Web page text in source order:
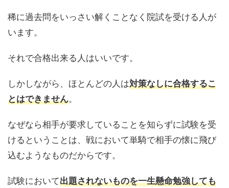
稀に過去問をいっさい解くことなく院試を受ける人が
います。
それで合格出来る人はいいです。
しかしながら、ほとんどの人は対策なしに合格するこ
とはできません。
なぜなら相手が要求していることを知らずに試験を受
けるということは、戦において単騎で相手の懐に飛び
込むようなものだからです。
試験において出題されないものを一生懸命勉強しても